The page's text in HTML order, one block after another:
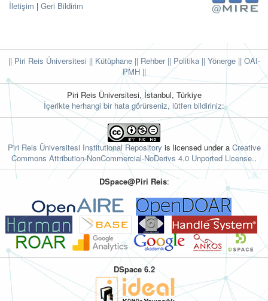
İletişim | Geri Bildirim
|| Piri Reis Üniversitesi || Kütüphane|| Rehber|| Politika|| Yönerge || OAI-
PMH ||
Piri Reis Üniversitesi, İstanbul, Türkiye
İçerikte herhangi bir hata görürseniz, lütfen bildiriniz:
Piri Reis Üniversitesi Institutional Repository is licensed under a Creative
Commons Attribution-NonCommercial-NoDerivs 4.0 Unported License..
DSpace@Piri Reis:
DSpace 6.2